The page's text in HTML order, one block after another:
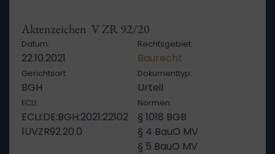
Aktenzeichen V ZR 92/20
Datum:
22.10.2021
Rechtsgebiet:
Baurecht
Gerichtsart:
BGH
Dokumenttyp:
Urteil
ECLI:
ECLI:DE:BGH:2021:22102
1UVZR92.20.0
Normen:
§ 1018 BGB
§ 4 BauO MV
§ 5 BauO MV